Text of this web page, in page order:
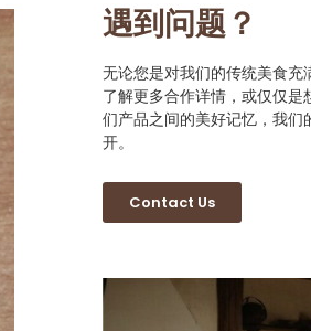
遇到问题？
无论您是对我们的传统美食充
了解更多合作详情，或仅仅是
们产品之间的美好记忆，我们
开。
Contact Us